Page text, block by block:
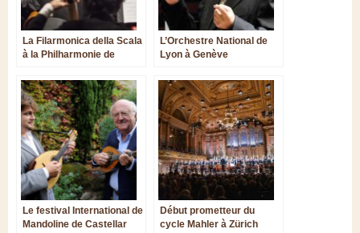
La Filarmonica della Scala
à la Philharmonie de
Chailly déçoit
L’Orchestre National de
Lyon à Genève
Le festival International de
Mandoline de Castellar
Début prometteur du
cycle Mahler à Zürich